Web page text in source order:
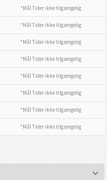
*Mål Tider ikke tilgængelig
*Mål Tider ikke tilgængelig
*Mål Tider ikke tilgængelig
*Mål Tider ikke tilgængelig
*Mål Tider ikke tilgængelig
*Mål Tider ikke tilgængelig
*Mål Tider ikke tilgængelig
*Mål Tider ikke tilgængelig